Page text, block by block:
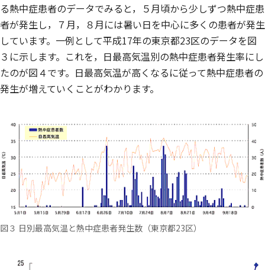
る熱中症患者のデータでみると，５月頃から少しずつ熱中症患
者が発生し，７月，８月には暑い日を中心に多くの患者が発生
しています。一例として平成17年の東京都23区のデータを図
３に示します。これを，日最高気温別の熱中症患者発生率にし
たのが図４です。日最高気温が高くなるに従って熱中症患者の
発生が増えていくことがわかります。
図３ 日別最高気温と熱中症患者発生数（東京都23区）